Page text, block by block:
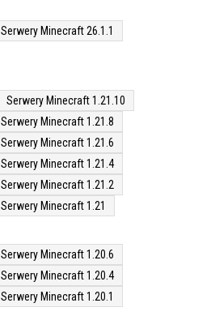
Serwery Minecraft 26.1.1
Serwery Minecraft 1.21.10
Serwery Minecraft 1.21.8
Serwery Minecraft 1.21.6
Serwery Minecraft 1.21.4
Serwery Minecraft 1.21.2
Serwery Minecraft 1.21
Serwery Minecraft 1.20.6
Serwery Minecraft 1.20.4
Serwery Minecraft 1.20.1